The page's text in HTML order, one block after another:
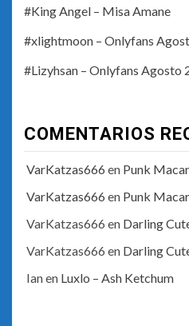
#King Angel – Misa Amane
#xlightmoon – Onlyfans
#Lizyhsan – Onlyfans Agosto
COMENTARIOS
VarKatzas666 en Punk
VarKatzas666 en Punk
VarKatzas666 en Darling
VarKatzas666 en Darling
Ianen Luxlo – Ash Ketchum